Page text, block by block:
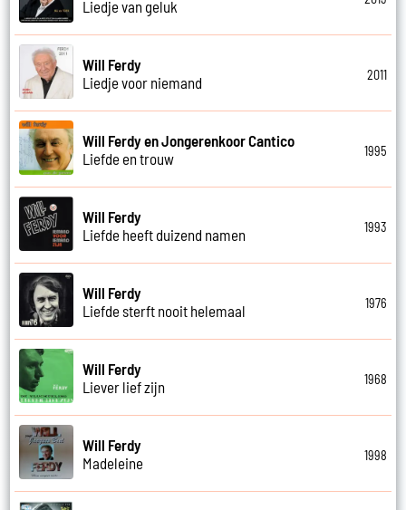
Liedje van geluk
Will Ferdy
Liedje voor niemand
2011
Will Ferdy en Jongerenkoor Cantico
Liefde en trouw
1995
Will Ferdy
Liefde heeft duizend namen
1993
Will Ferdy
Liefde sterft nooit helemaal
1976
Will Ferdy
Liever lief zijn
1968
Will Ferdy
Madeleine
1998